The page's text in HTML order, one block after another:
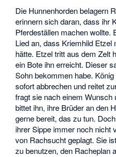
Die Hunnenhorden belagern
erinnern sich daran, dass ihr
Pferdeställen machen wollte.
Lied an, dass Kriemhild
hätte. Etzel tritt aus dem Zelt
ein Bote ihn erreicht. Dieser
Sohn bekommen habe.
sofort abbrechen und reitet
fragt sie nach einem
bittet ihn, ihre Brüder an den
gerne bereit, das zu tun.
ihrer Sippe immer noch nicht
von Rachsucht geplagt. Sie
zu benutzen, den Racheplan